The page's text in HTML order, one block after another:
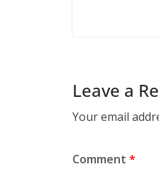
Leave a
Your email
Comment *